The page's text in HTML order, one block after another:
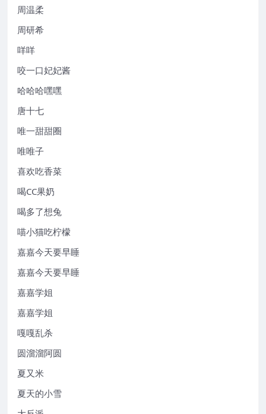
周温柔
周研希
咩咩
咬一口妃妃酱
哈哈哈嘿嘿
唐十七
唯一甜甜圈
唯唯子
喜欢吃香菜
喝CC果奶
喝多了想兔
喵小猫吃柠檬
嘉嘉今天要早睡
嘉嘉今天要早睡
嘉嘉学姐
嘉嘉学姐
嘎嘎乱杀
圆溜溜阿圆
夏又米
夏天的小雪